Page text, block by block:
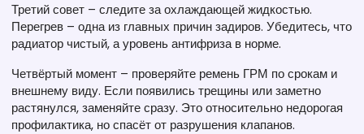
Третий совет – следите за охлаждающей жидкостью.
Перегрев – одна из главных причин задиров. Убедитесь, что
радиатор чистый, а уровень антифриза в норме.
Четвёртый момент – проверяйте ремень ГРМ по срокам и
внешнему виду. Если появились трещины или заметно
растянулся, заменяйте сразу. Это относительно недорогая
профилактика, но спасёт от разрушения клапанов.